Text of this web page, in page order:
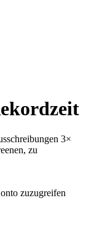
3×
zu
zuzugreifen